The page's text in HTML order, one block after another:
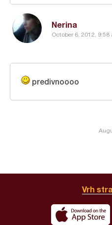
Nerina
October 6, 2012, 9:58
predivnoooo
Vrh